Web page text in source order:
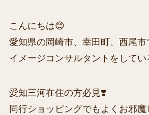
こんにちは😊
愛知県の岡崎市、幸田町、西尾市
イメージコンサルタントをして
愛知三河在住の方必見❣️
同行ショッピングでもよくお邪魔